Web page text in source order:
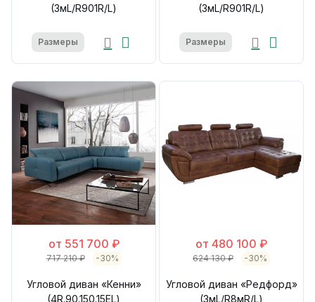
(3мL/R901R/L)
Размеры
(3мL/R901R/L)
Размеры
от 551 700 ₽
717 210 ₽ -30%
Угловой диван «Кенни»
(4R.90.150.15EL)
от 480 100 ₽
624 130 ₽ -30%
Угловой диван «Редфорд»
(3мL/R8мR/L)